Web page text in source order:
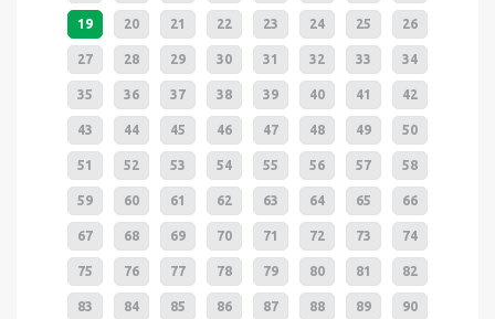
19 20 21 22 23 24 25 26
27 28 29 30 31 32 33 34
35 36 37 38 39 40 41 42
43 44 45 46 47 48 49 50
51 52 53 54 55 56 57 58
59 60 61 62 63 64 65 66
67 68 69 70 71 72 73 74
75 76 77 78 79 80 81 82
83 84 85 86 87 88 89 90